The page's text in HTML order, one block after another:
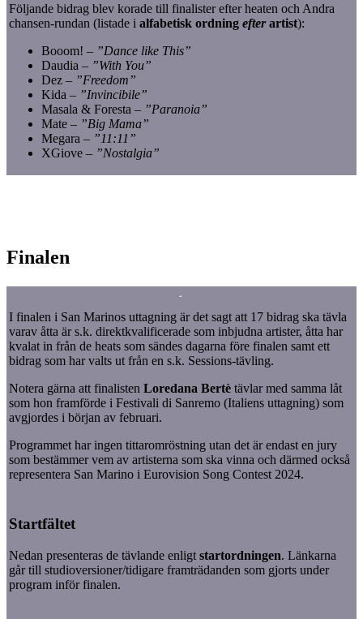
Följande bidrag blev korade till finalister efter heaten och Andra
chansen-rundan (listade i alfabetisk ordning efterartist):
Booom! – ”Dance like This”
Daudia – ”With You”
Dez – ”Freedom”
Kida – ”Invincibile”
Masala & Foresta – ”Paranoia”
Mate – ”Big Mama”
Megara – ”11:11”
XGiove – ”Nostalgia”
Finalen
I finalen i San Marinos uttagning är det sagt att 17 bidrag ska tävla
varav åtta är s.k. direktkvalificerade som inbjudna artister, åtta har
kvalat in från de heats som sändes dagarna före finalen samt ett
bidrag som har valts ut från en s.k. Sessions-tävling.
Notera gärna att finalisten Loredana Bertè tävlar med samma låt
som hon framförde i Festivali di Sanremo (Italiens uttagning) som
avgjordes i början av februari.
Programmet har ingen tittaromröstning utan det är endast en jury
som bestämmer vem av artisterna som ska vinna och därmed också
representera San Marino i Eurovision Song Contest 2024.
Startfältet
Nedan presenteras de tävlande enligt startordningen. Länkarna
går till studioversioner/tidigare framträdanden som gjorts under
program inför finalen.